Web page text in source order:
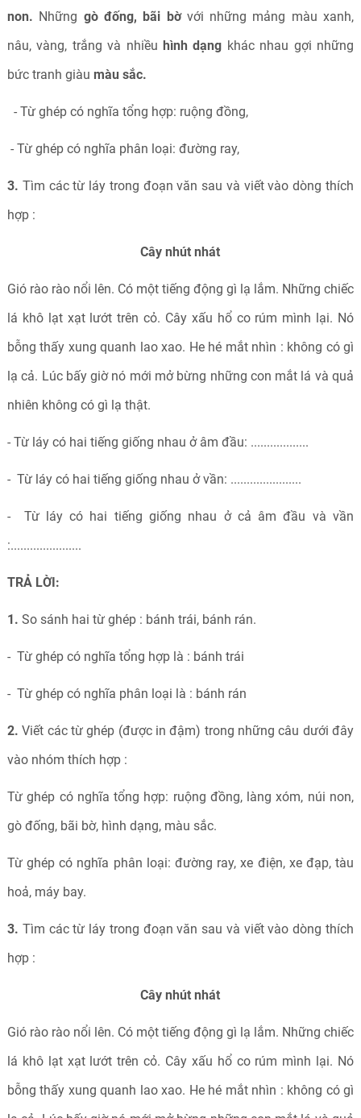
non. Những gò đống, bãi bờvới những mảng màu xanh,
nâu, vàng, trắng và nhiều hình dạng khác nhau gợi những
bức tranh giàu màu sắc.
- Từ ghép có nghĩa tổng hợp: ruộng đồng,
- Từ ghép có nghĩa phân loại: đường ray,
3. Tìm các từ láy trong đoạn văn sau và viết vào dòng thích
hợp :
Cây nhút nhát
Gió rào rào nổi lên. Có một tiếng động gì lạ lắm. Những chiếc
lá khô lạt xạt lướt trên cỏ. Cây xấu hổ co rúm mình lại. Nó
bỗng thấy xung quanh lao xao. He hé mắt nhìn : không có gì
lạ cả. Lúc bấy giờ nó mới mở bừng những con mắt lá và quả
nhiên không có gì lạ thật.
- Từ láy có hai tiếng giống nhau ở âm đầu: ..................
- Từ láy có hai tiếng giống nhau ở vần: ......................
- Từ láy có hai tiếng giống nhau ở cả âm đầu và vần
:......................
TRẢ LỜI:
1. So sánh hai từ ghép : bánh trái, bánh rán.
- Từ ghép có nghĩa tổng hợp là : bánh trái
- Từ ghép có nghĩa phân loại là : bánh rán
2. Viết các từ ghép (được in đậm) trong những câu dưới đây
vào nhóm thích hợp :
Từ ghép có nghĩa tổng hợp: ruộng đồng, làng xóm, núi non,
gò đống, bãi bờ, hình dạng, màu sắc.
Từ ghép có nghĩa phân loại: đường ray, xe điện, xe đạp, tàu
hoả, máy bay.
3. Tìm các từ láy trong đoạn văn sau và viết vào dòng thích
hợp :
Cây nhút nhát
Gió rào rào nổi lên. Có một tiếng động gì lạ lắm. Những chiếc
lá khô lạt xạt lướt trên cỏ. Cây xấu hổ co rúm mình lại. Nó
bỗng thấy xung quanh lao xao. He hé mắt nhìn : không có gì